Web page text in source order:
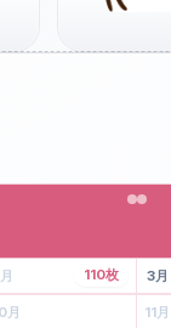
月 3月
月
110枚
7 月
月 11月